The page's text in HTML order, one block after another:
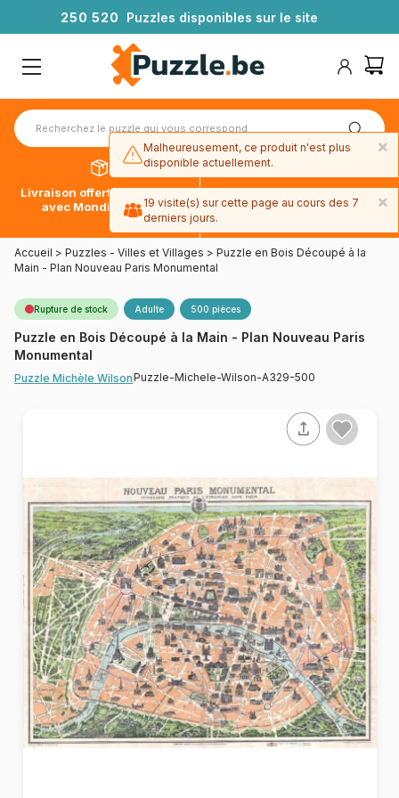
250 520 Puzzles disponibles sur le site
Livraison offerte dès 39€*
avec Mondial Relay
Paiement en 4x sans frais
avec Paypal
Accueil > Puzzles - Villes et Villages > Puzzle en Bois Découpé à la
Main - Plan Nouveau Paris Monumental
Rupture de stock Adulte 500 pièces
Puzzle en Bois Découpé à la Main - Plan Nouveau Paris
Monumental
Puzzle Michèle WilsonPuzzle-Michele-Wilson-A329-500
×
Malheureusement, ce produit n'est plus
disponible actuellement.
×
19 visite(s) sur cette page au cours des 7
derniers jours.